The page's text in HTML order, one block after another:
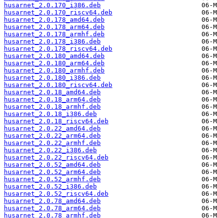
husarnet_2.0.170_i386.deb
husarnet_2.0.170_riscv64.deb
husarnet_2.0.178_amd64.deb
husarnet_2.0.178_arm64.deb
husarnet_2.0.178_armhf.deb
husarnet_2.0.178_i386.deb
husarnet_2.0.178_riscv64.deb
husarnet_2.0.180_amd64.deb
husarnet_2.0.180_arm64.deb
husarnet_2.0.180_armhf.deb
husarnet_2.0.180_i386.deb
husarnet_2.0.180_riscv64.deb
husarnet_2.0.18_amd64.deb
husarnet_2.0.18_arm64.deb
husarnet_2.0.18_armhf.deb
husarnet_2.0.18_i386.deb
husarnet_2.0.18_riscv64.deb
husarnet_2.0.22_amd64.deb
husarnet_2.0.22_arm64.deb
husarnet_2.0.22_armhf.deb
husarnet_2.0.22_i386.deb
husarnet_2.0.22_riscv64.deb
husarnet_2.0.52_amd64.deb
husarnet_2.0.52_arm64.deb
husarnet_2.0.52_armhf.deb
husarnet_2.0.52_i386.deb
husarnet_2.0.52_riscv64.deb
husarnet_2.0.78_amd64.deb
husarnet_2.0.78_arm64.deb
husarnet_2.0.78_armhf.deb